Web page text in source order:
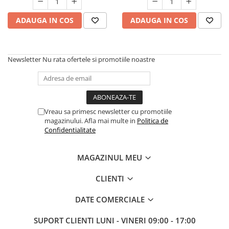
Masini de spalat vase incorporabile
Masini de spalat vase
Pachete Incorporabile
Pirostrii & Arzatoare
Pompe de stropit
Radiatoare
Suflante Frunze
ADAUGA IN COS ADAUGA IN COS
Newsletter Nu rata ofertele si promotiile noastre
Vreau sa primesc newsletter cu promotiile
magazinului. Afla mai multe in Politica de
Confidentialitate
MAGAZINUL MEU
CLIENTI
DATE COMERCIALE
SUPORT CLIENTI LUNI - VINERI 09:00 - 17:00